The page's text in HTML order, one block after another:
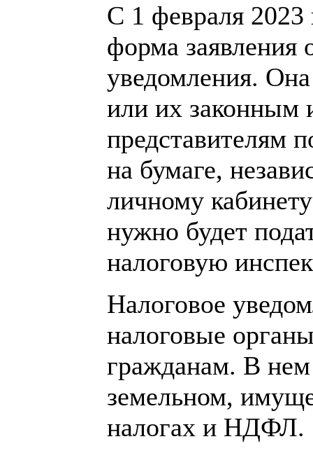
С 1 февраля 2023
форма заявления
уведомления.
или их законным
представителям
на бумаге,
личному
нужно будет
налоговую
Налоговое
налоговые
гражданам. В
земельном,
налогах и НДФЛ.